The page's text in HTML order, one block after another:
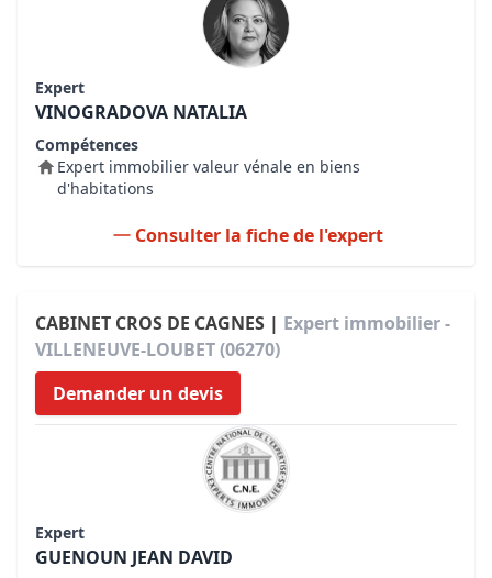
Expert
VINOGRADOVA NATALIA
Compétences
Expert immobilier valeur vénale en biens
d'habitations
Consulter la fiche de l'expert
CABINET CROS DE CAGNES | Expert immobilier -
VILLENEUVE-LOUBET (06270)
Demander un devis
Expert
GUENOUN JEAN DAVID